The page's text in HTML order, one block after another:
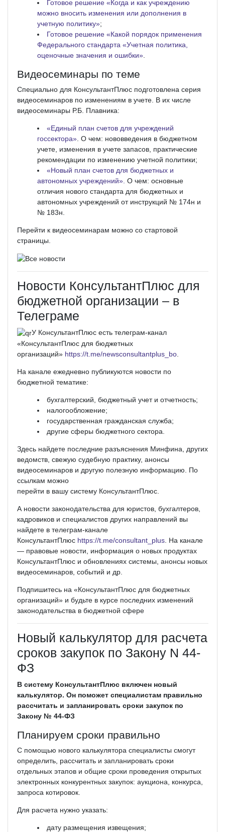
Готовое решение «Когда и как учреждению
можно вносить изменения или дополнения в
учетную политику»;
Готовое решение «Какой порядок применения
Федерального стандарта «Учетная политика,
оценочные значения и ошибки».
Видеосеминары по теме
Специально для КонсультантПлюс подготовлена серия
видеосеминаров по изменениям в учете. В их числе
видеосеминары Р.Б. Плавника:
«Единый план счетов для учреждений
госсектора». О чем: нововведения в бюджетном
учете, изменения в учете запасов, практические
рекомендации по изменению учетной политики;
«Новый план счетов для бюджетных и
автономных учреждений». О чем: основные
отличия нового стандарта для бюджетных и
автономных учреждений от инструкций № 174н и
№ 183н.
Перейти к видеосеминарам можно со стартовой
страницы.
Новости КонсультантПлюс для
бюджетной организации – в
Телеграме
У КонсультантПлюс есть телеграм-­канал
«КонсультантПлюс для бюджетных
организаций» https://t.me/newsconsultantplus_bo.
На канале ежедневно публикуются новости по
бюджетной тематике:
бухгалтерский, бюджетный учет и отчетность;
налогообложение;
государственная гражданская служба;
другие сферы бюджетного сектора.
Здесь найдете последние разъяснения Минфина, других
ведомств, свежую судебную практику, анонсы
видеосеминаров и другую полезную информацию. По
ссылкам можно
перейти в вашу систему Консуль­тантПлюс.
А новости законодательства для юристов, бухгалтеров,
кадровиков и специалистов других направлений вы
найдете в телеграм-­канале
КонсультантПлюс https://t.me/consultant_plus. На канале
— правовые новости, информация о новых продуктах
КонсультантПлюс и обновлениях системы, анонсы новых
видеосеминаров, событий и др.
Подпишитесь на «КонсультантПлюс для бюджетных
организаций» и будьте в курсе последних изменений
законодательства в бюджетной сфере
Новый калькулятор для расчета
сроков закупок по Закону N 44-
ФЗ
В систему КонсультантПлюс включен новый
калькулятор. Он поможет специалистам правильно
рассчитать и запланировать сроки закупок по
Закону № 44-ФЗ
Планируем сроки правильно
С помощью нового калькулятора специалисты смогут
определить, рассчитать и запланировать сроки
отдельных этапов и общие сроки проведения открытых
электронных конкурентных закупок: аукциона, конкурса,
запроса котировок.
Для расчета нужно указать:
дату размещения извещения;